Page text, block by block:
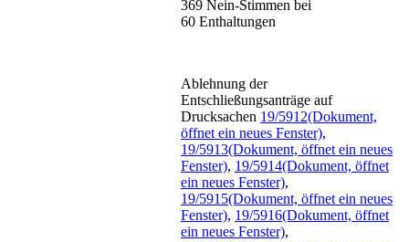
369 Nein-Stimmen bei
60 Enthaltungen
Ablehnung der
Entschließungsanträge auf
Drucksachen 19/5912(Dokument,
öffnet ein neues Fenster),
19/5913(Dokument, öffnet ein neues
Fenster), 19/5914(Dokument, öffnet
ein neues Fenster),
19/5915(Dokument, öffnet ein neues
Fenster), 19/5916(Dokument, öffnet
ein neues Fenster),